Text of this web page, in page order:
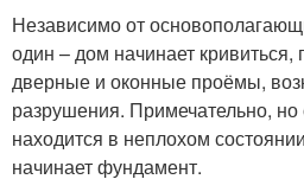
Независимо от
один – дом начинает
дверные и оконные проёмы,
разрушения. Примечательно,
находится в неплохом
начинает фундамент.